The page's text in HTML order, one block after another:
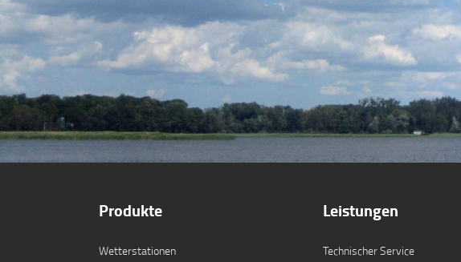
Produkte
Wetterstationen
Leistungen
Technischer Service